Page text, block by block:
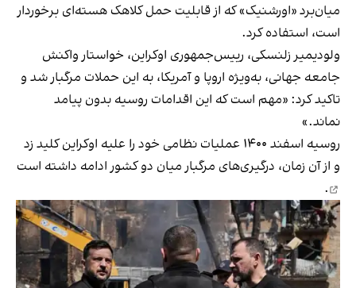
میان‌برد «اورشنیک» که از قابلیت حمل کلاهک هسته‌ای برخوردار
است، استفاده کرد.
ولودیمیر زلنسکی، رییس‌جمهوری اوکراین، خواستار واکنش
جامعه جهانی، به‌ویژه اروپا و آمریکا، به این حملات مرگبار شد و
تاکید کرد: «مهم است که این اقدامات روسیه بدون پیامد
نماند.»
روسیه اسفند ۱۴۰۰ عملیات نظامی خود را علیه اوکراین کلید زد
و از آن زمان، درگیری‌های مرگبار میان دو کشورادامه داشته است
.